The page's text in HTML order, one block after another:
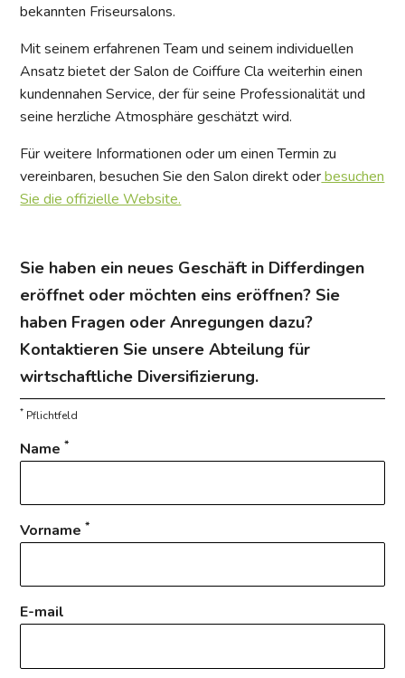
bekannten Friseursalons.
Mit seinem erfahrenen Team und seinem individuellen
Ansatz bietet der Salon de Coiffure Cla weiterhin einen
kundennahen Service, der für seine Professionalität und
seine herzliche Atmosphäre geschätzt wird.
Für weitere Informationen oder um einen Termin zu
vereinbaren, besuchen Sie den Salon direkt oderbesuchen
Sie die offizielle Website.
Sie haben ein neues Geschäft in Differdingen
eröffnet oder möchten eins eröffnen? Sie
haben Fragen oder Anregungen dazu?
Kontaktieren Sie unsere Abteilung für
wirtschaftliche Diversifizierung.
* Pflichtfeld
Name*
Vorname*
E-mail